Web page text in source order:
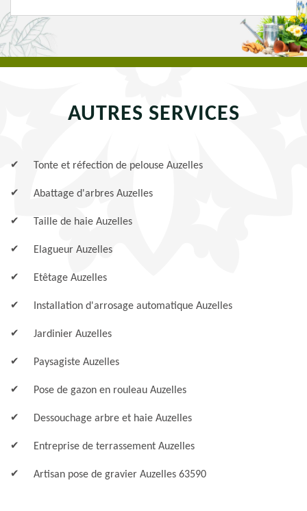
AUTRES SERVICES
Tonte et réfection de pelouse Auzelles
Abattage d'arbres Auzelles
Taille de haie Auzelles
Elagueur Auzelles
Etêtage Auzelles
Installation d'arrosage automatique Auzelles
Jardinier Auzelles
Paysagiste Auzelles
Pose de gazon en rouleau Auzelles
Dessouchage arbre et haie Auzelles
Entreprise de terrassement Auzelles
Artisan pose de gravier Auzelles 63590